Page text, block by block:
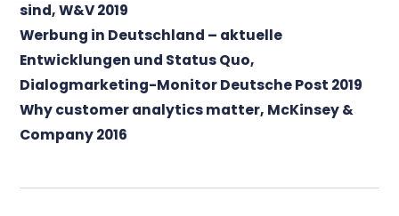
sind, W&V 2019
Werbung in Deutschland – aktuelle
Entwicklungen und Status Quo,
Dialogmarketing-Monitor Deutsche Post 2019
Why customer analytics matter, McKinsey &
Company 2016